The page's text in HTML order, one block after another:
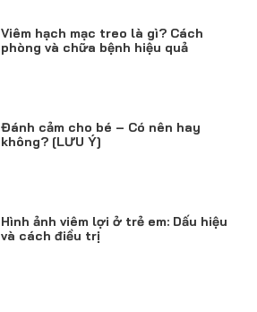
Viêm hạch mạc treo là gì? Cách
phòng và chữa bệnh hiệu quả
Đánh cảm cho bé – Có nên hay
không? [LƯU Ý]
Hình ảnh viêm lợi ở trẻ em: Dấu hiệu
và cách điều trị